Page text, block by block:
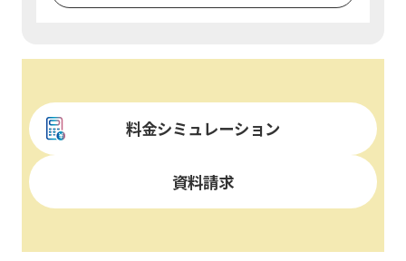
料金シミュレーション
資料請求